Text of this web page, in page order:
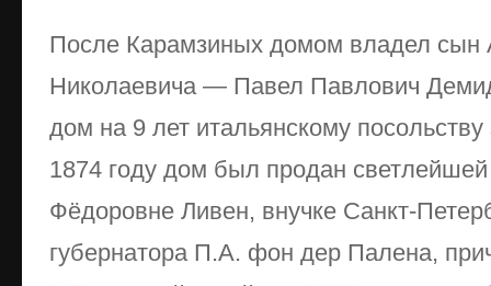
После Карамзиных домом владел
Николаевича — Павел Павлович
дом на 9 лет итальянскому
1874 году дом был продан светлейшей
Фёдоровне Ливен, внучке Санкт-
губернатора П.А. фон дер Палена,